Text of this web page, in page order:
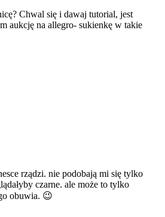
Chwal się i dawaj tutorial, jest
aukcję na allegro- sukienkę w takie
rządzi. nie podobają mi się tylko
czarne. ale może to tylko
obuwia. 😉